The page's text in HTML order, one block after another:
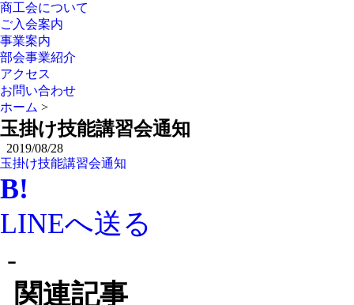
商工会について
ご入会案内
事業案内
部会事業紹介
アクセス
お問い合わせ
ホーム >
玉掛け技能講習会通知
2019/08/28
玉掛け技能講習会通知
B!
LINEへ送る
-
関連記事